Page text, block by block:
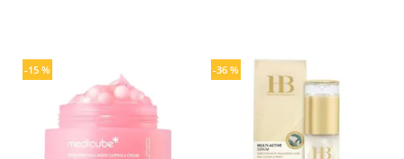
-15 % -36 %